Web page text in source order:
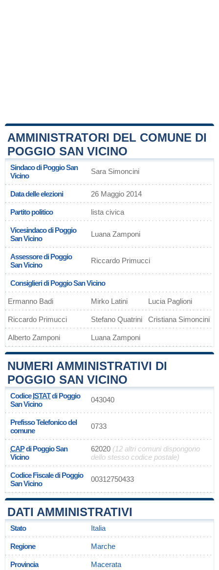
AMMINISTRATORI DEL COMUNE DI
POGGIO SAN VICINO
Sindaco di Poggio San
Vicino
Sara Simoncini
Data delle elezioni 26 Maggio 2014
Partito politico lista civica
Vicesindaco di Poggio
San Vicino
Luana Zamponi
Assessore di Poggio
San Vicino
Riccardo Primucci
Consiglieri di Poggio San Vicino
Ermanno Badi Mirko Latini Lucia Paglioni
Riccardo Primucci Stefano Quatrini Cristiana Simoncini
Alberto Zamponi Luana Zamponi
NUMERI AMMINISTRATIVI DI
POGGIO SAN VICINO
CodiceISTATdi Poggio
San Vicino
043040
Prefisso Telefonico del
comune
0733
CAPdi Poggio San
Vicino
62020 (12 altri comuni dispongono
dello stesso codice postale)
Codice Fiscale di Poggio
San Vicino
00312750433
DATI AMMINISTRATIVI
Stato Italia
Regione Marche
Provincia Macerata